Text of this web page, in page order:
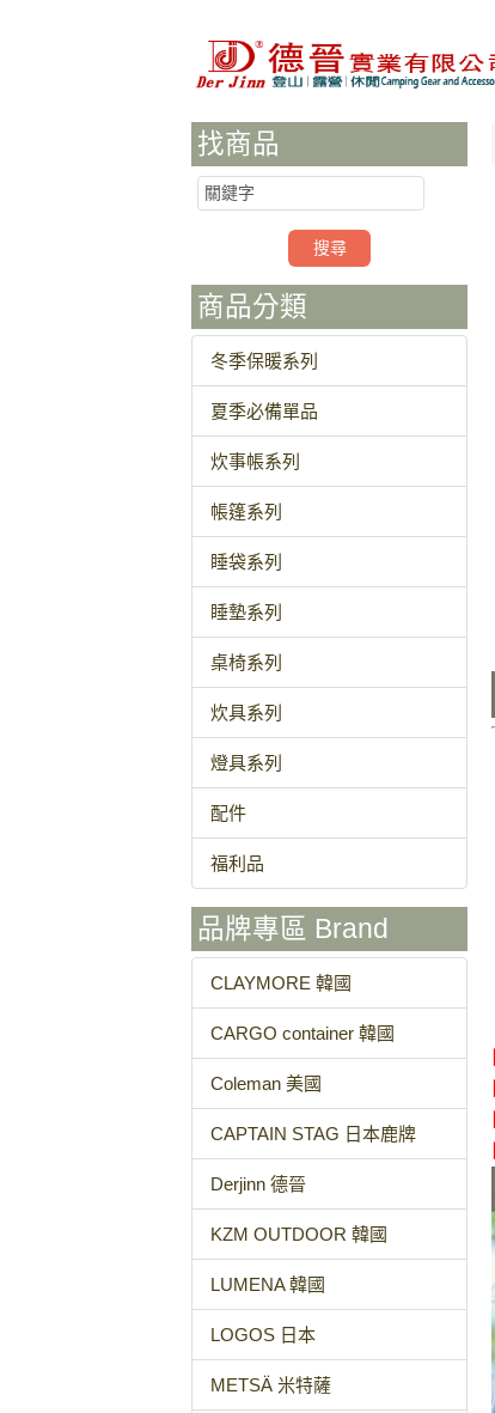
找商品
商品分類
冬季保暖系列
夏季必備單品
炊事帳系列
帳篷系列
睡袋系列
睡墊系列
桌椅系列
炊具系列
燈具系列
配件
福利品
品牌專區 Brand
CLAYMORE 韓國
CARGO container 韓國
Coleman 美國
CAPTAIN STAG 日本鹿牌
Derjinn 德晉
KZM OUTDOOR 韓國
LUMENA 韓國
LOGOS 日本
METSÄ 米特薩